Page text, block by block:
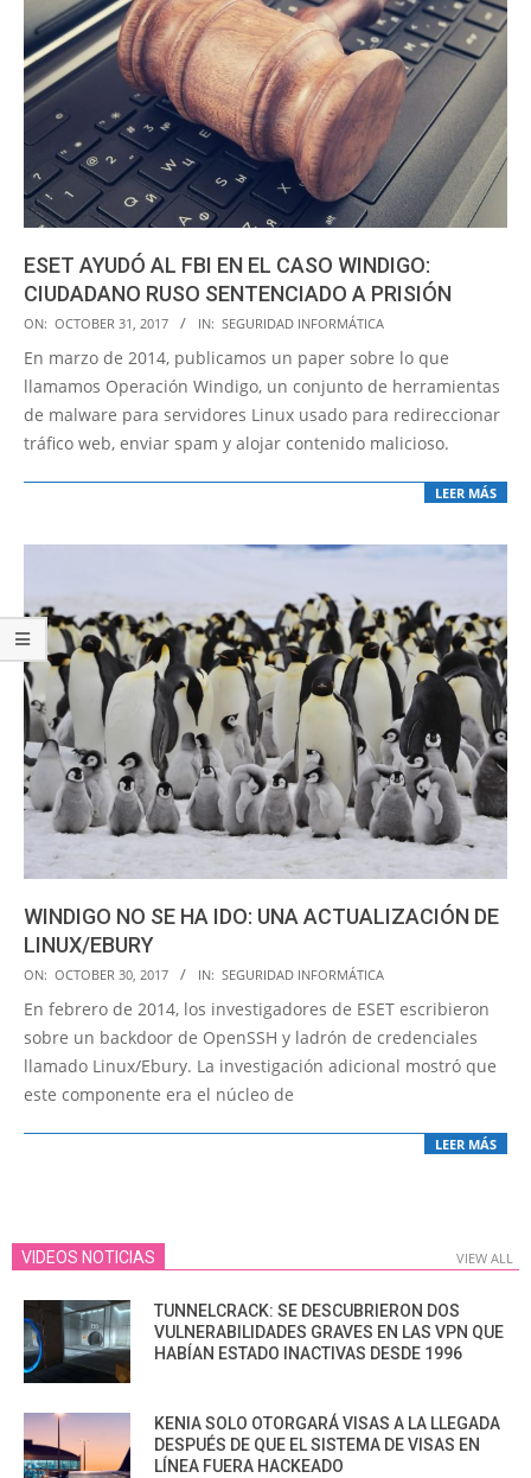
ESET AYUDÓ AL FBI EN EL CASO WINDIGO:
CIUDADANO RUSO SENTENCIADO A PRISIÓN
2017-
10-
31
ON: OCTOBER 31, 2017 IN: SEGURIDAD INFORMÁTICA
En marzo de 2014, publicamos un paper sobre lo que
llamamos Operación Windigo, un conjunto de herramientas
de malware para servidores Linux usado para redireccionar
tráfico web, enviar spam y alojar contenido malicioso.
LEER MÁS
WINDIGO NO SE HA IDO: UNA ACTUALIZACIÓN DE
LINUX/EBURY
2017-
10-
30
ON: OCTOBER 30, 2017 IN: SEGURIDAD INFORMÁTICA
En febrero de 2014, los investigadores de ESET escribieron
sobre un backdoor de OpenSSH y ladrón de credenciales
llamado Linux/Ebury. La investigación adicional mostró que
este componente era el núcleo de
LEER MÁS
VIDEOS NOTICIAS VIEW ALL
TUNNELCRACK: SE DESCUBRIERON DOS
VULNERABILIDADES GRAVES EN LAS VPN QUE
HABÍAN ESTADO INACTIVAS DESDE 1996
KENIA SOLO OTORGARÁ VISAS A LA LLEGADA
DESPUÉS DE QUE EL SISTEMA DE VISAS EN
LÍNEA FUERA HACKEADO